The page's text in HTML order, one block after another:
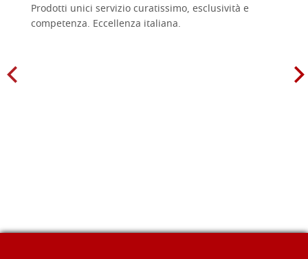
Prodotti unici servizio curatissimo, esclusività e
competenza. Eccellenza italiana.